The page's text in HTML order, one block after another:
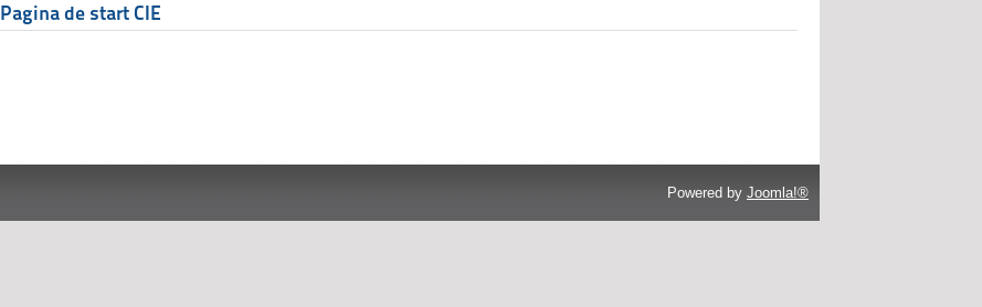
Pagina de start CIE
Powered by Joomla!®